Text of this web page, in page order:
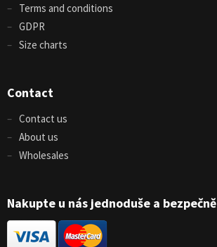
Terms and conditions
GDPR
Size charts
Contact
Contact us
About us
Wholesales
Nakupte u nás jednoduše a bezpečně